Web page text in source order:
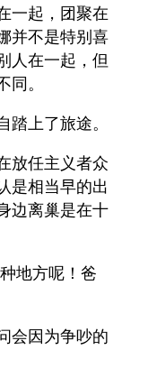
一起，团聚在
并不是特别喜
人在一起，但
。
上了旅途。
放任主义者众
是相当早的出
边离巢是在十
地方呢！爸
会因为争吵的